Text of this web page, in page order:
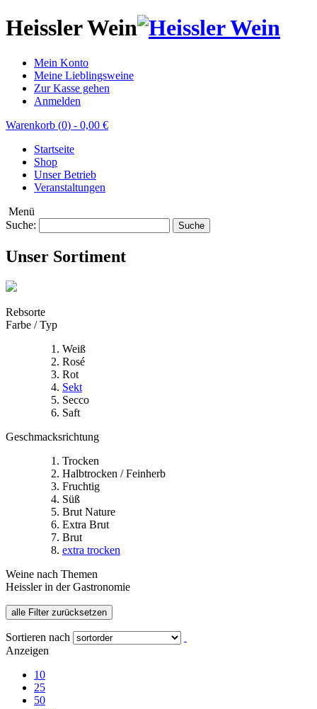
Heissler Wein
Mein Konto
Meine Lieblingsweine
Zur Kasse gehen
Anmelden
Warenkorb (0) - 0,00 €
Startseite
Shop
Unser Betrieb
Veranstaltungen
Menü
Suche:
Suche
Unser Sortiment
Rebsorte
Farbe / Typ
Weiß
Rosé
Rot
Sekt
Secco
Saft
Geschmacksrichtung
Trocken
Halbtrocken / Feinherb
Fruchtig
Süß
Brut Nature
Extra Brut
Brut
extra trocken
Weine nach Themen
Heissler in der Gastronomie
alle Filter zurücksetzen
Sortieren nach
Anzeigen
10
25
50